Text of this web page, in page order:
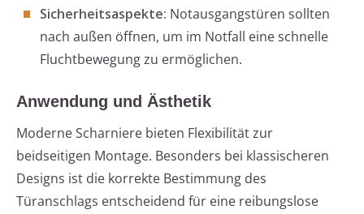
Sicherheitsaspekte: Notausgangstüren sollten
nach außen öffnen, um im Notfall eine schnelle
Fluchtbewegung zu ermöglichen.
Anwendung und Ästhetik
Moderne Scharniere bieten Flexibilität zur
beidseitigen Montage. Besonders bei klassischeren
Designs ist die korrekte Bestimmung des
Türanschlags entscheidend für eine reibungslose